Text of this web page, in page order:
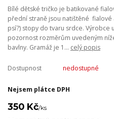
Bílé dětské tričko je batikované
přední straně jsou natištěné
psí?) stopy do tvaru srdce. Výrobce
pozornost rozměrům uvedeným
bavlny. Gramáž je 1... celý popis
Dostupnost nedostupné
Nejsem plátce DPH
350 Kč/ks